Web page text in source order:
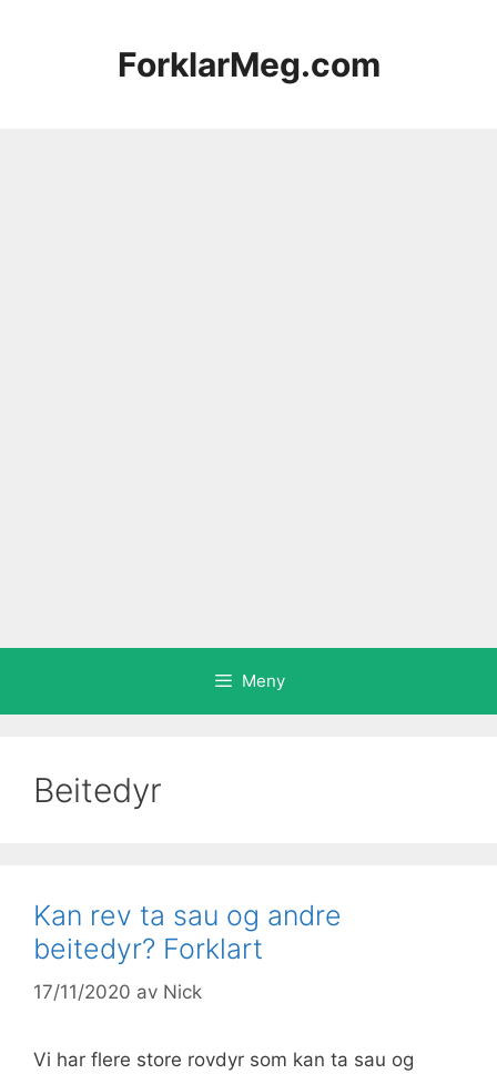
ForklarMeg.com
Meny
Beitedyr
Kan rev ta sau og andre
beitedyr? Forklart
17/11/2020 av Nick
Vi har flere store rovdyr som kan ta sau og